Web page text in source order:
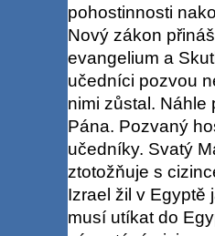
pohostinnosti
Nový zákon
evangelium a
učedníci pozvou
nimi zůstal.
Pána. Pozvaný
učedníky. Svatý
ztotožňuje s
Izrael žil v Egyptě
musí utíkat do